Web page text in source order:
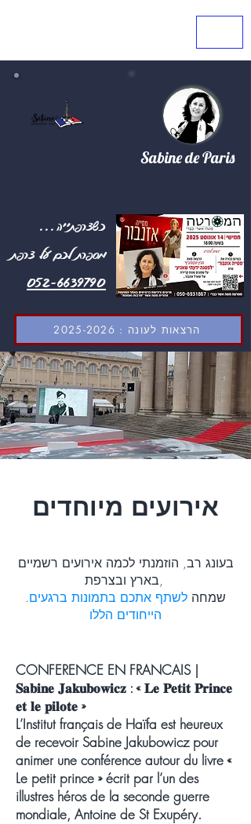
Sabine de Paris
...כשצרפתייה
מספרת לכם על צרפת
052-6639790
הרצאות לעונה : 2025-2026
אירועים מיוחדים
בעונג רב, הוזמנתי לכמה אירועים רשמיים
בארץ ובצרפת,
.שמחה לשתף אתכם בתמונות ברגעים
הייחודים הללו
CONFERENCE EN FRANCAIS |
𝐒𝐚𝐛𝐢𝐧𝐞 𝐉𝐚𝐤𝐮𝐛𝐨𝐰𝐢𝐜𝐳 : « 𝐋𝐞 𝐏𝐞𝐭𝐢𝐭 𝐏𝐫𝐢𝐧𝐜𝐞
𝐞𝐭 𝐥𝐞 𝐩𝐢𝐥𝐨𝐭𝐞 »
L’Institut français de Haïfa est heureux
de recevoir Sabine Jakubowicz pour
animer une conférence autour du livre «
Le petit prince » écrit par l’un des
illustres héros de la seconde guerre
mondiale, Antoine de St Exupéry.